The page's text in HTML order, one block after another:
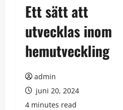
Ett sätt att
utvecklas inom
hemutveckling
admin
juni 20, 2024
4 minutes read